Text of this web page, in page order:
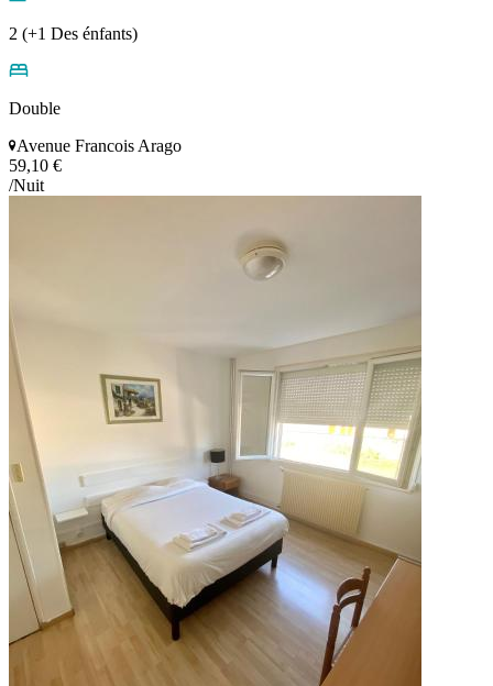
2 (+1 Des énfants)
Double
Avenue Francois Arago
59,10 €
/Nuit